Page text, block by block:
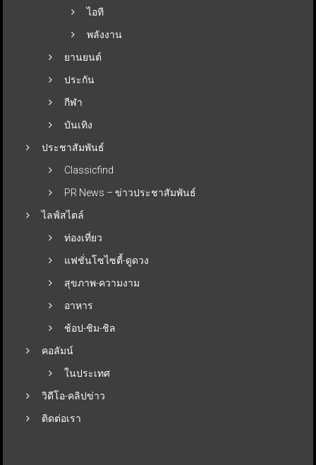
ไอที
พลังงาน
ยานยนต์
ประกัน
กีฬา
บันเทิง
ประชาสัมพันธ์
Classicfind
PR News – ข่าวประชาสัมพันธ์
ไลฟ์สไตล์
ท่องเที่ยว
แฟชั่นโซไซตี้-ดูดวง
สุขภาพ-ความงาม
อาหาร
ช้อป-ชิม-ชิล
คอลัมน์
ในประเทศ
วิดีโอ-คลิปข่าว
ติดต่อเรา